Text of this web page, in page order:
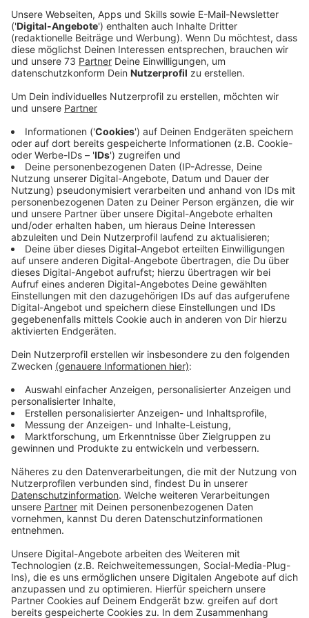
Anzeige
Der Sänger und Songschreiber aus Los Angeles hat
2017 sein Debütalbum rausgebracht – inklusive dem
Song "Infinity". Jahrelang ist damit nix oder zumindest
nicht viel passiert. Dann aber kam letztes Jahr die
japanische Manga-Serie "Sk8 the Infinity" raus und
löste den TikTok-Hype aus. Tausende Leute haben
und laden nach wie vor Videos mit dem Songzitat "I’ll
love you for infinity" hoch – dazu läuft das Lied. Total
verrückt, auch für Jaymes selbst. Er hätte nie
gedacht, dass der Song vier Jahre braucht, um
erfolgreich zu sein, ist aber froh, dass es jetzt
passiert.
Anzeige
Wir benötigen Ihre
Zustimmung, um den YouTube
Video-Service zu laden!
Wir verwenden einen Service eines
Drittanbieters, um Videoinhalte
einzubetten. Dieser Service kann
Daten zu Ihren Aktivitäten
sammeln. Bitte lesen Sie die
Details durch und stimmen Sie der
Video anzusehen.
Mehr Informationen
Jaymes Young - Infinity (Visualizer)